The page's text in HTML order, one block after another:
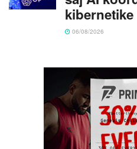
06/08/2026